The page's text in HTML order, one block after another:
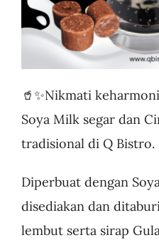
🥤✨Nikmati
Soya Milk segar dan
tradisional di Q Bistro.
Diperbuat dengan
disediakan dan
lembut serta sirap